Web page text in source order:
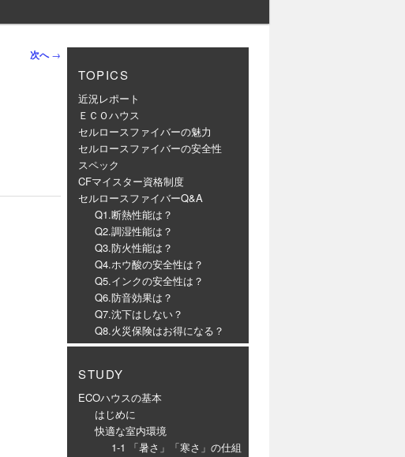
次へ→
TOPICS
近況レポート
ＥＣＯハウス
セルロースファイバーの魅力
セルロースファイバーの安全性
スペック
CFマイスター資格制度
セルロースファイバーQ&A
Q1.断熱性能は？
Q2.調湿性能は？
Q3.防火性能は？
Q4.ホウ酸の安全性は？
Q5.インクの安全性は？
Q6.防音効果は？
Q7.沈下はしない？
Q8.火災保険はお得になる？
STUDY
ECOハウスの基本
はじめに
快適な室内環境
1-1 「暑さ」「寒さ」の仕組